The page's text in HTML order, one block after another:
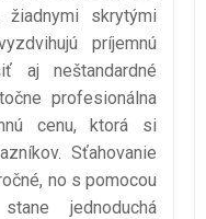
žiadnymi skrytými
príjemnú
aj neštandardné
profesionálna
cenu, ktorá si
Sťahovanie
no s pomocou
jednoduchá